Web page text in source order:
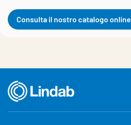
Consulta il nostro catalogo online